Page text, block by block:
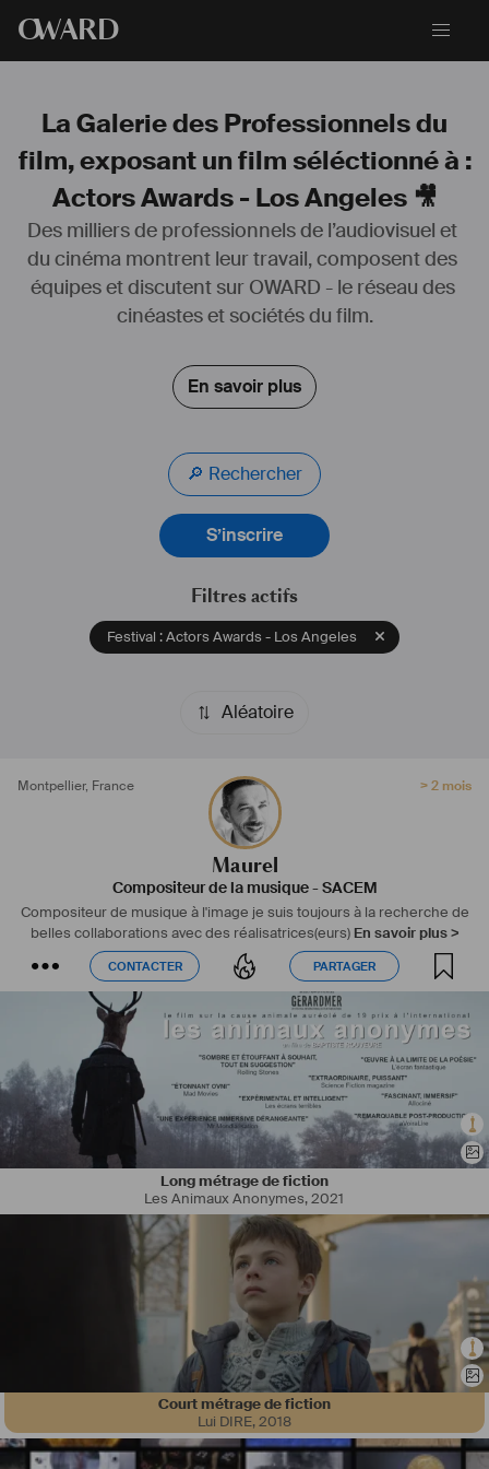
OWARD
La Galerie des Professionnels du
film, exposant un film séléctionné à :
Actors Awards - Los Angeles 🎥
Des milliers de professionnels de l’audiovisuel et
du cinéma montrent leur travail, composent des
équipes et discutent sur OWARD - le réseau des
cinéastes et sociétés du film.
En savoir plus
🔎 Rechercher
S’inscrire
Filtres actifs
Festival : Actors Awards - Los Angeles
Aléatoire
Montpellier, France > 2 mois
Maurel
Compositeur de la musique-SACEM
Compositeur de musique à l'image je suis toujours à la recherche de
belles collaborations avec des réalisatrices(eurs) En savoir plus >
Pianiste de formation, j'ai joué dans de nombreuses formations
musicales. J'ai par la suite commencé à composer pour l'image ce
qui m'a amené à me perfectionner en prenant des cours d'harmonie
Siteweb : damienmaurel.com
https://www.imdb.com/name/nm8828471
https://www.unifrance.org/annuaires/personne/423130/damien-
maurel
animation#film#longmetrage
CONTACTER PARTAGER
CONTACTER PARTAGER
Long métrage de fiction
Les Animaux Anonymes,2021
Court métrage de fiction
Lui DIRE,2018